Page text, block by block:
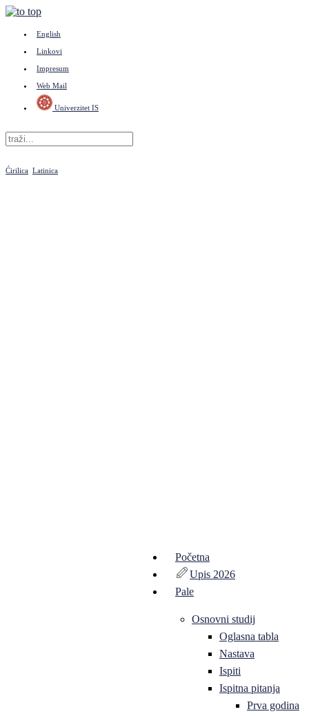
English
Linkovi
Impresum
Web Mail
Univerzitet IS
Ćirilica Latinica
Početna
Upis 2026
Pale
Osnovni studij
Oglasna tabla
Nastava
Ispiti
Ispitna pitanja
Prva godina